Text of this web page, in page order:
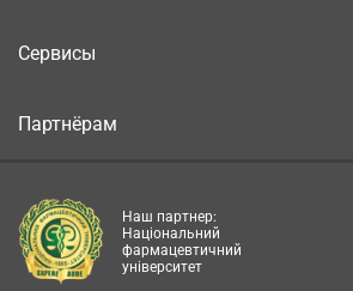
Сервисы
Партнёрам
Наш партнер:
Національний
фармацевтичний
університет